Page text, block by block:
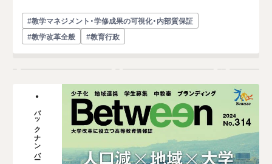
#教学マネジメント・学修成果の可視化・内部質保証
#教学改革全般
#教育行政
バックナンバー